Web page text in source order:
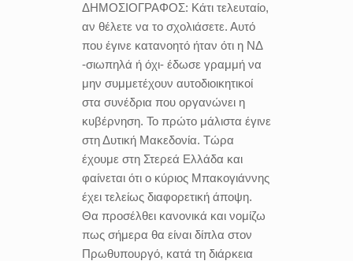
ΔΗΜΟΣΙΟΓΡΑΦΟΣ: Κάτι τελευταίο,
αν θέλετε να το σχολιάσετε. Αυτό
που έγινε κατανοητό ήταν ότι η ΝΔ
-σιωπηλά ή όχι- έδωσε γραμμή να
μην συμμετέχουν αυτοδιοικητικοί
στα συνέδρια που οργανώνει η
κυβέρνηση. Το πρώτο μάλιστα έγινε
στη Δυτική Μακεδονία. Τώρα
έχουμε στη Στερεά Ελλάδα και
φαίνεται ότι ο κύριος Μπακογιάννης
έχει τελείως διαφορετική άποψη.
Θα προσέλθει κανονικά και νομίζω
πως σήμερα θα είναι δίπλα στον
Πρωθυπουργό, κατά τη διάρκεια